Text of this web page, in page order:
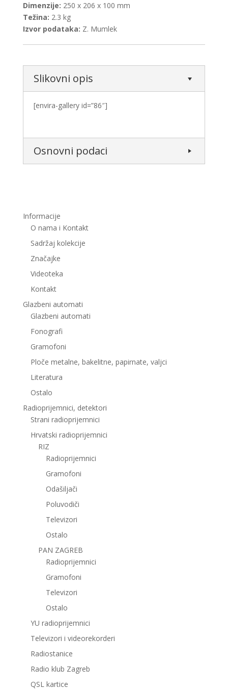
Dimenzije: 250 x 206 x 100 mm
Težina: 2.3 kg
Izvor podataka: Z. Mumlek
Slikovni opis
[envira-gallery id=”86″]
Osnovni podaci
Informacije
O nama i Kontakt
Sadržaj kolekcije
Značajke
Videoteka
Kontakt
Glazbeni automati
Glazbeni automati
Fonografi
Gramofoni
Ploče metalne, bakelitne, papirnate, valjci
Literatura
Ostalo
Radioprijemnici, detektori
Strani radioprijemnici
Hrvatski radioprijemnici
RIZ
Radioprijemnici
Gramofoni
Odašiljači
Poluvodiči
Televizori
Ostalo
PAN ZAGREB
Radioprijemnici
Gramofoni
Televizori
Ostalo
YU radioprijemnici
Televizori i videorekorderi
Radiostanice
Radio klub Zagreb
QSL kartice